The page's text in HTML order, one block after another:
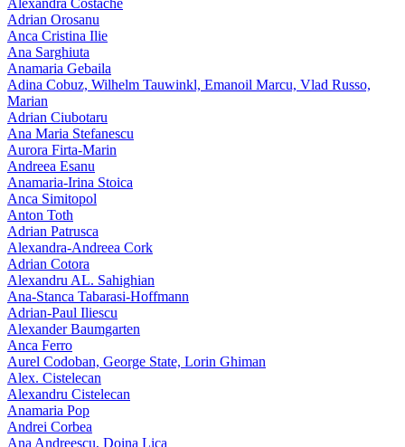
Adrian Orosanu
Anca Cristina Ilie
Ana Sarghiuta
Anamaria Gebaila
Adina Cobuz, Wilhelm Tauwinkl, Emanoil Marcu, Vlad Russo,
Marian
Adrian Ciubotaru
Ana Maria Stefanescu
Aurora Firta-Marin
Andreea Esanu
Anamaria-Irina Stoica
Anca Simitopol
Anton Toth
Adrian Patrusca
Alexandra-Andreea Cork
Adrian Cotora
Alexandru AL. Sahighian
Ana-Stanca Tabarasi-Hoffmann
Adrian-Paul Iliescu
Alexander Baumgarten
Anca Ferro
Aurel Codoban, George State, Lorin Ghiman
Alex. Cistelecan
Alexandru Cistelecan
Anamaria Pop
Andrei Corbea
Ana Andreescu, Doina Lica